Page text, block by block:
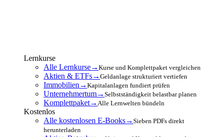
Lernkurse
Alle Lernkurse→ Kurse und Komplettpaket vergleichen
Aktien & ETFs→ Geldanlage strukturiert vertiefen
Immobilien → Kapitalanlagen fundiert prüfen
Unternehmertum→ Selbstständigkeit belastbar planen
Komplettpaket→ Alle Lernwelten bündeln
Kostenlos
Alle kostenlosen E-Books→ Sieben PDFs direkt
herunterladen